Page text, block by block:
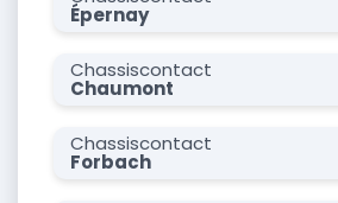
Épernay
Chassiscontact
Chaumont
Chassiscontact
Forbach